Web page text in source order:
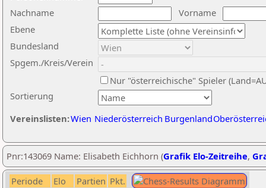
Nachname
Vorname
Ebene
Sortierung
Bundesland
Spgem./Kreis/Verein
Nur "österreichische" Spieler
Vereinslisten:Wien Niederösterreich Burgenland
Pnr:143069 Name: Elisabeth Eichhorn (Grafik Elo-Zeitreihe,
Periode Elo Partien Pkt.